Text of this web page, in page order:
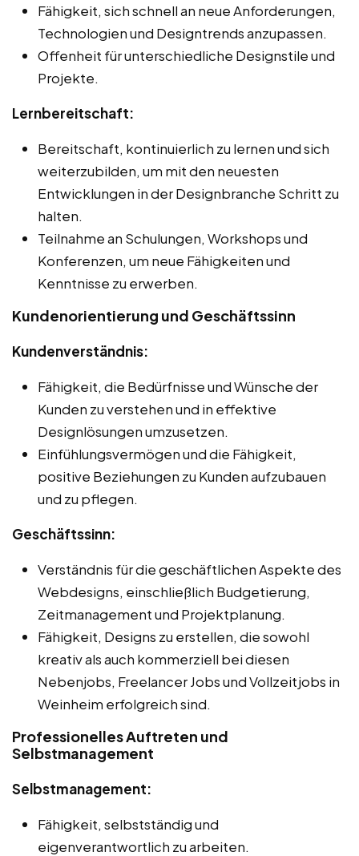
Fähigkeit, sich schnell an neue Anforderungen,
Technologien und Designtrends anzupassen.
Offenheit für unterschiedliche Designstile und
Projekte.
Lernbereitschaft:
Bereitschaft, kontinuierlich zu lernen und sich
weiterzubilden, um mit den neuesten
Entwicklungen in der Designbranche Schritt zu
halten.
Teilnahme an Schulungen, Workshops und
Konferenzen, um neue Fähigkeiten und
Kenntnisse zu erwerben.
Kundenorientierung und Geschäftssinn
Kundenverständnis:
Fähigkeit, die Bedürfnisse und Wünsche der
Kunden zu verstehen und in effektive
Designlösungen umzusetzen.
Einfühlungsvermögen und die Fähigkeit,
positive Beziehungen zu Kunden aufzubauen
und zu pflegen.
Geschäftssinn:
Verständnis für die geschäftlichen Aspekte des
Webdesigns, einschließlich Budgetierung,
Zeitmanagement und Projektplanung.
Fähigkeit, Designs zu erstellen, die sowohl
kreativ als auch kommerziell bei diesen
Nebenjobs, Freelancer Jobs und Vollzeitjobs in
Weinheim erfolgreich sind.
Professionelles Auftreten und
Selbstmanagement
Selbstmanagement:
Fähigkeit, selbstständig und
eigenverantwortlich zu arbeiten.